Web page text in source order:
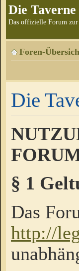
Die
Das offizielle Forum
Foren-
Die
§ 1
Das
http://